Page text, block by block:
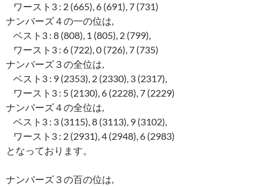
ワースト3 : 2 (665), 6 (691), 7 (731)
ナンバーズ４の一の位は,
ベスト3 : 8 (808), 1 (805), 2 (799),
ワースト3 : 6 (722), 0 (726), 7 (735)
ナンバーズ３の全位は,
ベスト3 : 9 (2353), 2 (2330), 3 (2317),
ワースト3 : 5 (2130), 6 (2228), 7 (2229)
ナンバーズ４の全位は,
ベスト3 : 3 (3115), 8 (3113), 9 (3102),
ワースト3 : 2 (2931), 4 (2948), 6 (2983)
となっております。
ナンバーズ３の百の位は,